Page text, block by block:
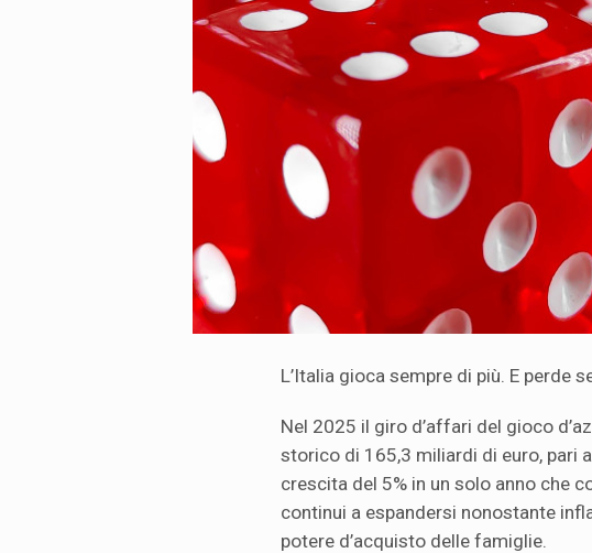
L’Italia gioca sempre di più. E perde
Nel 2025 il giro d’affari del gioco
storico di 165,3 miliardi di euro, pari
crescita del 5% in un solo anno che
continui a espandersi nonostante
potere d’acquisto delle famiglie.